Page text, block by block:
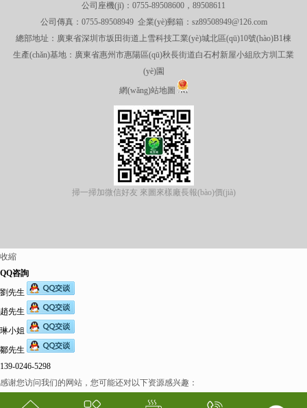
公司座機(jī)：0755-89508600，89508611
公司傳真：0755-89508949 企業(yè)郵箱：sz89508949@126.com
總部地址：廣東省深圳市坂田街道上雪科技工業(yè)城北區(qū)10號(hào)B1棟
生產(chǎn)基地：廣東省惠州市惠陽區(qū)秋長街道白石村新屋小組欣方圳工業
(yè)園
網(wǎng)站地圖
掃一掃加微信好友 來圖來樣廠長報(bào)價(jià)
收縮
QQ咨詢
劉先生
趙先生
琳小姐
鄒先生
139-0246-5298
感谢您访问我们的网站，您可能还对以下资源感兴趣：
欧美伊人-麻豆精品一区二区三区-欧美日b视频-阿v天堂网-中文字幕第六页-狠狠干干-